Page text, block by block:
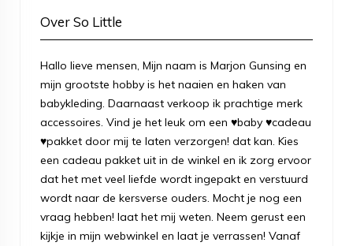
Over So Little
Hallo lieve mensen, Mijn naam is Marjon Gunsing en
mijn grootste hobby is het naaien en haken van
babykleding. Daarnaast verkoop ik prachtige merk
accessoires. Vind je het leuk om een ♥baby ♥cadeau
♥pakket door mij te laten verzorgen! dat kan. Kies
een cadeau pakket uit in de winkel en ik zorg ervoor
dat het met veel liefde wordt ingepakt en verstuurd
wordt naar de kersverse ouders. Mocht je nog een
vraag hebben! laat het mij weten. Neem gerust een
kijkje in mijn webwinkel en laat je verrassen! Vanaf